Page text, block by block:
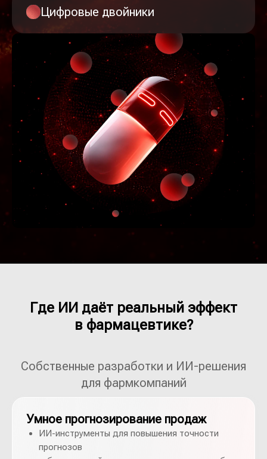
Цифровые двойники
Где ИИ даёт реальный эффект
в фармацевтике?
Собственные разработки и ИИ-решения
для фармкомпаний
Умное прогнозирование продаж
ИИ-инструменты для повышения точности
прогнозов